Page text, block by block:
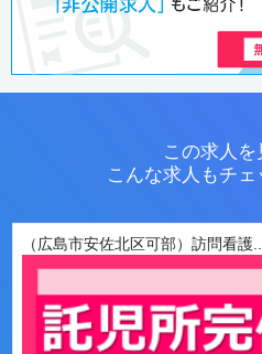
この求人を
こんな求人もチ
（広島市安佐北区可部）訪問看護...